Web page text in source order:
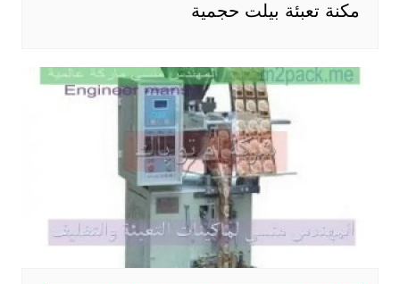
مكنة تعبئة بيلت حجمية